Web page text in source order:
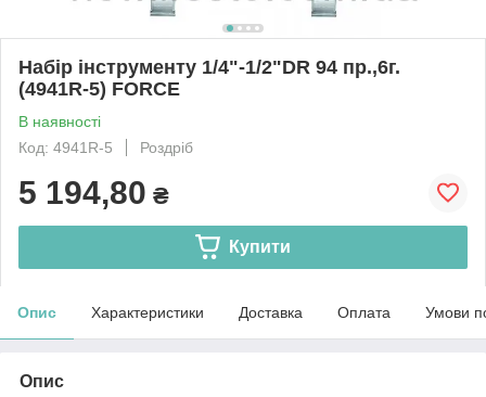
Набір інструменту 1/4"-1/2"DR 94 пр.,6г.
(4941R-5) FORCE
В наявності
Код: 4941R-5
Роздріб
5 194,80 ₴
Купити
Опис Характеристики Доставка Оплата Умови
Опис